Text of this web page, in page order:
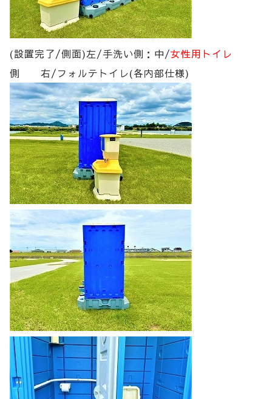
(設置完了/側面)左/手洗い側：中/女性用トイレ
側 右/フォルテトイレ(各内部仕様)